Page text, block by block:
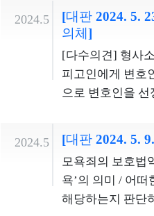
은 병력동원이나
않는다. 특별히
로서 남북이 대
의 도발행위가 계
적으로 군부대 안
침 중간에 각 초
지 병행하여야 한
에게 출퇴근이 가
를 준 것은 그 제
다. 현역병은 사
장행군 등 군사적
요구되고, 각종
등 국가비상사태
무릅쓰고 전장에
지 않는다. 특별
가로서 남북이 대
한의 도발행위가
칙적으로 군부대
할 위험성이 크므
가 있는바, 과태
로 이와 같은 위
단정하기 어렵다.
임과 형벌 간의
의 반대의견 1. 신
지 알 수 없고, ‘
박안전법 제2조
위하며, 선박안
에 따른 재산권
소급입법금지원
에서 보더라도 종
법 조항 시행일
생한 경우 신법
리적인 이유가 있
헌법불합치결정
서 심판대상조항
심판대상조항의
는 경감 대상으로
수 없다. 결국 심
법인을 합리적인
볼 수 없으므로,
다. 재판관 이종
점에서, 국․공립
관한 법률’에 따
와 본질적으로
기본재산과 관련
니한다. 따라서
심판청구는 부적
수신료의 구체적
바, 이는 수신료
인 요소로서 법률
판대상조항은 수
위법의 시행을 위
한 절차적 사항을
행명령의 경우
여 일일이 효력
하는 것보다 과거
한꺼번에 해결하
으므로, 특별한
미 해소된 이후라
상세한 이유는 다
이혼은 법적 효과
음부터 혼인의 효
서 인척이거나 인
2024.5
[대판 2024. 5.
의체]
[다수의견] 형사
피고인에게 변호
으로 변호인을 선
‘피고인이 구속된 때
은 그동안 형사소
‘피고인이 구속된
사소송의 진행과
하여 법이 정한
2024.5 [대판 2024. 5.
모욕죄의 보호법
욕’의 의미 / 어떠
해당하는지 판단